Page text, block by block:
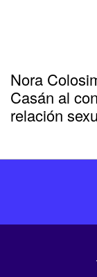
Nora
Casán al
relación